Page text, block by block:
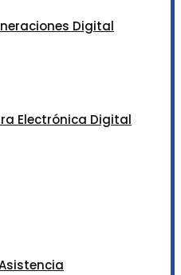
Digital
Electrónica Digital